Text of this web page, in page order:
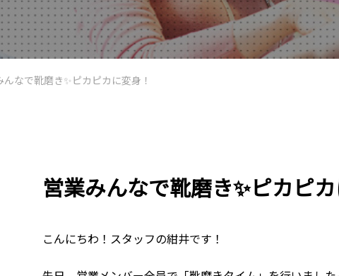
んなで靴磨き✨ピカピカに変身！
営業みんなで靴磨き✨ピカピカ
こんにちわ！スタッフの紺井です！